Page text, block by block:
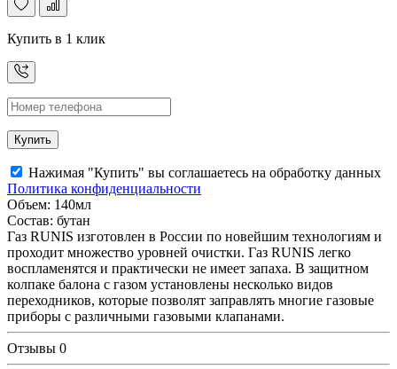
Купить в 1 клик
Купить
Нажимая "Купить" вы соглашаетесь на обработку данных
Политика конфиденциальности
Объем: 140мл
Состав: бутан
Газ RUNIS изготовлен в России по новейшим технологиям и
проходит множество уровней очистки. Газ RUNIS легко
воспламенятся и практически не имеет запаха. В защитном
колпаке балона с газом установлены несколько видов
переходников, которые позволят заправлять многие газовые
приборы с различными газовыми клапанами.
Отзывы 0